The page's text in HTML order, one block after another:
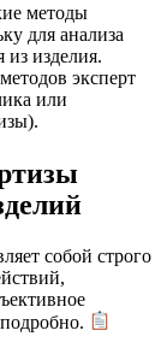
методы
для анализа
из изделия.
эксперт
или
.
собой строго